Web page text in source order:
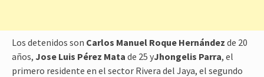
Los detenidos son Carlos Manuel Roque Hernández de 20
años, Jose Luis Pérez Mata de 25 yJhongelis Parra, el
primero residente en el sector Rivera del Jaya, el segundo